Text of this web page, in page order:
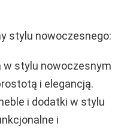
stylu nowoczesnego:
w stylu nowoczesnym
i elegancją.
i dodatki w stylu
i